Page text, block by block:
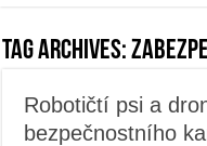
Tag Archives:
Robotičtí psi a
bezpečnostního